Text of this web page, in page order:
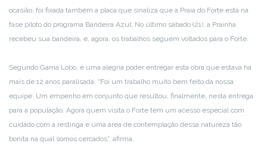
ocasião, foi fixada também a placa que sinaliza que a Praia do Forte está na
fase piloto do programa Bandeira Azul. No último sábado (21), a Prainha
recebeu sua bandeira, e, agora, os trabalhos seguem voltados para o Forte.
Segundo Gama Lobo, é uma alegria poder entregar esta obra que estava há
mais de 12 anos paralisada. “Foi um trabalho muito bem feito da nossa
equipe. Um empenho em conjunto que resultou, finalmente, nesta entrega
para a população. Agora quem visita o Forte tem um acesso especial com
cuidado com a restinga e uma área de contemplação dessa natureza tão
bonita na qual somos cercados”, afirma.